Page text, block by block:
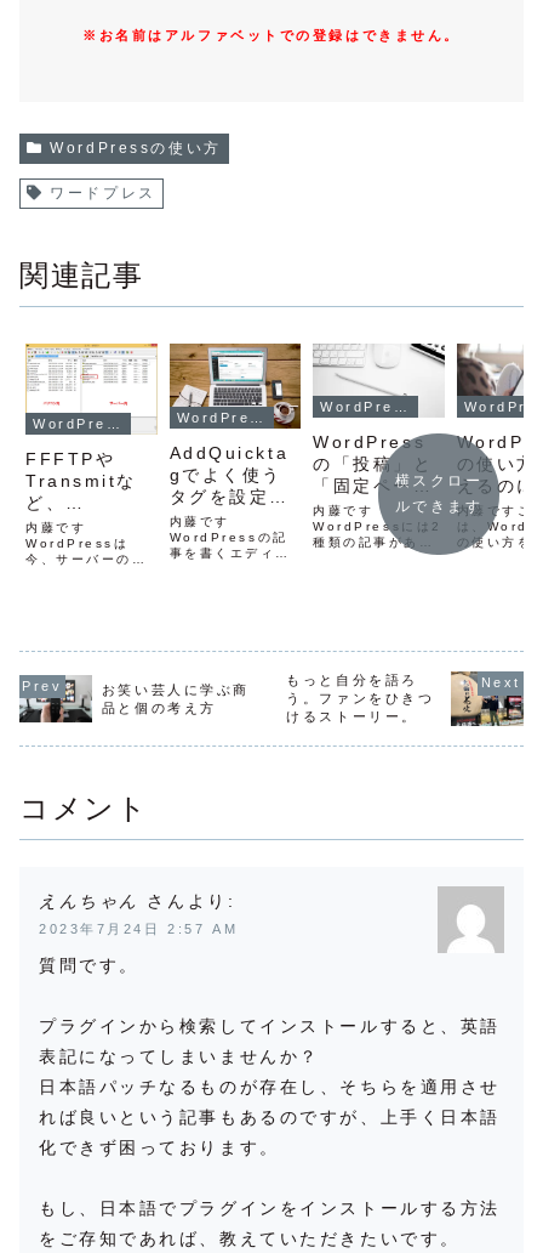
※お名前はアルファベットでの登録はできません。
WordPressの使い方
ワードプレス
関連記事
FFFTPや
Transmitな
ど、
WordPress
やるなら整え
ておきたい
内藤です
WordPressは
今、サーバーの管
WordPressの管
ロードできます。
以前は『FFFTP』
などのFTPソフト
ーにファイ...
AddQuickta
gでよく使う
タグを設定。
WordPress
のエディタ入
力を便利にす
内藤です
WordPressの記
事を書くエディタ
ト」の違い「ビジ
ュアル」を使った
場合文字の装飾や
リンク、画像も実
WordPress
の「投稿」と
「固定ペー
ジ」の使い方
内藤です
WordPressには2
種類の記事があり
知らせ」とか、
稿、固定ページ以
外の記事の種類も
あったりします。
「固定ペ...
の使い方
えるのに
な学習方
内藤ですこ
は、
の使い方を
い僕は
イズに関す
ブロをスタ
ました。そ
横スクロー
ルできます
お笑い芸人に学ぶ商
品と個の考え方
もっと自分を語ろ
う。ファンをひきつ
けるストーリー。
コメント
えんちゃん より:
2023年7月24日 2:57 AM
質問です。
プラグインから検索してインストールすると、英語
表記になってしまいませんか？
日本語パッチなるものが存在し、そちらを適用させ
れば良いという記事もあるのですが、上手く日本語
化できず困っております。
もし、日本語でプラグインをインストールする方法
をご存知であれば、教えていただきたいです。